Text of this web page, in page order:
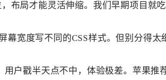
布局才能灵活伸缩。我们早期项目就吃
幕宽度写不同的CSS样式。但别分得太
用户戳半天点不中，体验极差。苹果推